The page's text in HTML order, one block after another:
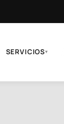
SERVICIOS▾